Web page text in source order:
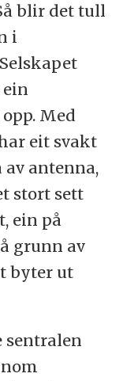
blir det tull
i
Med
eit svakt
antenna,
stort sett
ein på
grunn av
byter ut